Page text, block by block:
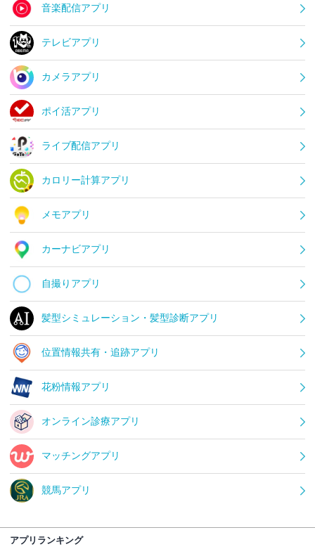
音楽配信アプリ
テレビアプリ
カメラアプリ
ポイ活アプリ
ライブ配信アプリ
カロリー計算アプリ
メモアプリ
カーナビアプリ
自撮りアプリ
髪型シミュレーション・髪型診断アプリ
位置情報共有・追跡アプリ
花粉情報アプリ
オンライン診療アプリ
マッチングアプリ
競馬アプリ
アプリランキング